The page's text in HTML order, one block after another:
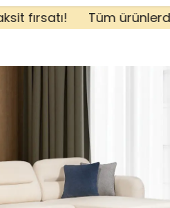
Tüm ürünlerde